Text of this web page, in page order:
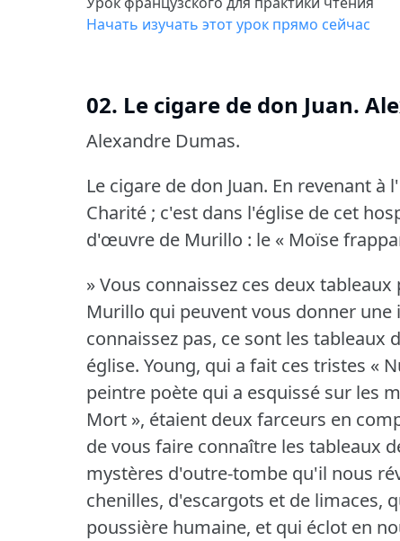
Начать изучать этот урок прямо сейчас
02. Le cigare de don Juan.
Alexandre Dumas.
Le cigare de don Juan. En revenant à
Charité ; c'est dans l'église de cet
d'œuvre de Murillo : le « Moïse
» Vous connaissez ces deux
Murillo qui peuvent vous donner une
connaissez pas, ce sont les tableaux
église. Young, qui a fait ces tristes «
peintre poète qui a esquissé sur les
Mort », étaient deux farceurs en
de vous faire connaître les tableaux
mystères d'outre-tombe qu'il nous
chenilles, d'escargots et de limaces,
poussière humaine, et qui éclot en